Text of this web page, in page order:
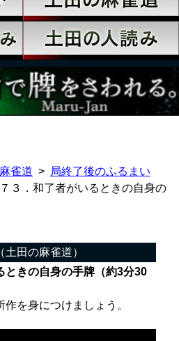
雀道
局終了後のふるまい
３．和了者がいるときの自身の
田の麻雀道）
ときの自身の手牌（約3分30
を身につけましょう。